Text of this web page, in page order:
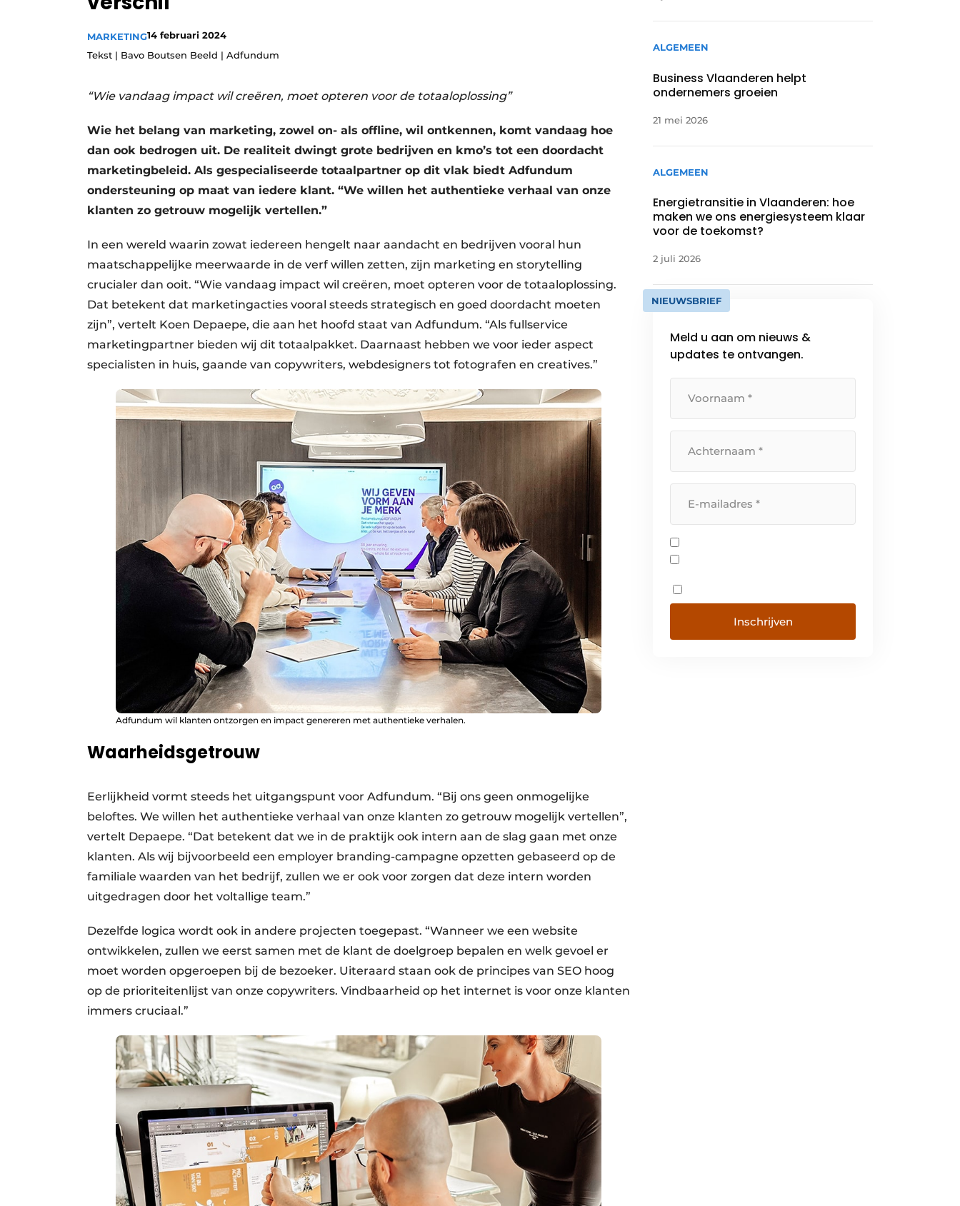
Vacature aanmelden
Video’s
MARKETING14 februari 2024
Tekst | Bavo Boutsen Beeld | Adfundum
“Wie vandaag impact wil creëren, moet opteren voor de totaaloplossing”
Wie het belang van marketing, zowel on- als offline, wil ontkennen, komt vandaag hoe
dan ook bedrogen uit. De realiteit dwingt grote bedrijven en kmo’s tot een doordacht
marketingbeleid. Als gespecialiseerde totaalpartner op dit vlak biedt Adfundum
ondersteuning op maat van iedere klant. “We willen het authentieke verhaal van onze
klanten zo getrouw mogelijk vertellen.”
In een wereld waarin zowat iedereen hengelt naar aandacht en bedrijven vooral hun
maatschappelijke meerwaarde in de verf willen zetten, zijn marketing en storytelling
crucialer dan ooit. “Wie vandaag impact wil creëren, moet opteren voor de totaaloplossing.
Dat betekent dat marketingacties vooral steeds strategisch en goed doordacht moeten
zijn”, vertelt Koen Depaepe, die aan het hoofd staat van Adfundum. “Als fullservice
marketingpartner bieden wij dit totaalpakket. Daarnaast hebben we voor ieder aspect
specialisten in huis, gaande van copy­writers, webdesigners tot fotografen en creatives.”
Adfundum wil klanten ontzorgen en impact genereren met authentieke verhalen.
Waarheidsgetrouw
Eerlijkheid vormt steeds het uitgangspunt voor Adfundum. “Bij ons geen onmogelijke
beloftes. We willen het authentieke verhaal van onze klanten zo getrouw mogelijk vertellen”,
vertelt Depaepe. “Dat betekent dat we in de praktijk ook intern aan de slag gaan met onze
klanten. Als wij bijvoorbeeld een employer branding-campagne opzetten gebaseerd op de
familiale waarden van het bedrijf, zullen we er ook voor zorgen dat deze intern worden
uitgedragen door het voltallige team.”
Dezelfde logica wordt ook in andere projecten toegepast. “Wanneer we een website
ontwikkelen, zullen we eerst samen met de klant de doelgroep bepalen en welk gevoel er
moet worden opgeroepen bij de bezoeker. Uiteraard staan ook de principes van SEO hoog
op de prioriteitenlijst van onze copywriters. Vindbaarheid op het internet is voor onze klanten
immers cruciaal.”
ALGEMEEN
Business Vlaanderen helpt
ondernemers groeien
21 mei 2026
ALGEMEEN
Energietransitie in Vlaanderen: hoe
maken we ons energiesysteem klaar
voor de toekomst?
2 juli 2026
NIEUWSBRIEF
Meld u aan om nieuws &
updates te ontvangen.